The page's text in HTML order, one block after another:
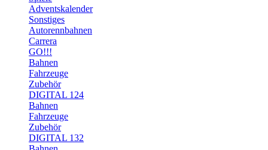
Adventskalender
Sonstiges
Autorennbahnen
Carrera
GO!!!
Bahnen
Fahrzeuge
Zubehör
DIGITAL 124
Bahnen
Fahrzeuge
Zubehör
DIGITAL 132